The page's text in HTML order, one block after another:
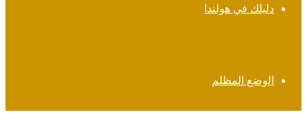
دليلك في هولندا
الوضع المظلم